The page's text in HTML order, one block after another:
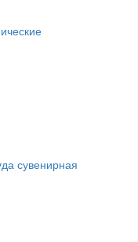
сувенирная